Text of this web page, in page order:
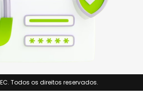
Todos os direitos reservados.